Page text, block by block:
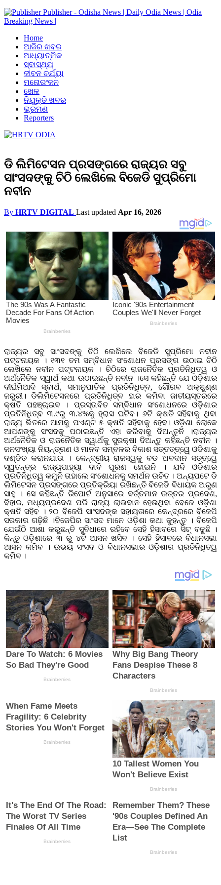
Publisher - Odisha News | Daily Odia News | Odia
Breaking News |
Home
ଆଜିର ଖବର
ଆଧ୍ୟାତ୍ମିକ
ସ୍ବାସ୍ଥ୍ୟ
ଜୀବନ ଚର୍ଯ୍ୟା
ମନୋରଂଜନ
ଖେଳ
ନିଯୁକ୍ତି ଖବର
ଭ୍ରମଣ
Reporters
ଡି ଲିମିଟେସନ ପ୍ରସଙ୍ଗରେ ରାଜ୍ୟର ସବୁ
ସାଂସଦଙ୍କୁ ଚିଠି ଲେଖିଲେ ବିଜେଡି ସୁପ୍ରିମୋ
ନବୀନ
By HRTV DIGITAL Last updated Apr 16, 2026
ରାଜ୍ୟର ସବୁ ସାଂସଦଙ୍କୁ ଚିଠି ଲେଖିଲେ ବିଜେଡି ସୁପ୍ରିମୋ ନବୀନ
ପଟ୍ଟନାୟକ । ୧୩୧ ତମ ସମ୍ବିଧାନ ସଂଶୋଧନ ପ୍ରସଙ୍ଗ ଉଠାଇ ଚିଠି
ଲେଖିଲେ ନବୀନ ପଟ୍ଟନାୟକ । ଚିଠିରେ ରାଜନୈତିକ ପ୍ରତିନିଧିତ୍ୱ ଓ
ଅର୍ଥନୈତିକ ସ୍ୱାର୍ଥ କଥା ଉଠାଇଛନ୍ତି ନବୀନ ।ସେ କହିଛନ୍ତି ଯେ ଓଡ଼ିଶାର
ଦୀର୍ଘମିଆଦି ସ୍ବାର୍ଥ, ସମାନୁପାତିକ ପ୍ରତିନିଧିତ୍ବ, ଗୌରବ ଅକ୍ଷୁଣ୍ଣ
ଜରୁରୀ। ଡିଲିମିଟେସନରେ ପ୍ରତିନିଧିତ୍ବ ହାର କମିବା ଜାତୀୟସ୍ତରରେ
କ୍ଷତି ପହଞ୍ଚାଇବ । ପ୍ରସ୍ତାବିତ ସମ୍ବିଧାନ ସଂଶୋଧନରେ ଓଡ଼ିଶାର
ପ୍ରତିନିଧିତ୍ବ ୩.୯ରୁ ୩.୪%କୁ ହ୍ରାସ ଘଟିବ। ୬ଟି କ୍ଷତି ସହିବାକୁ ଥିବା
ରାଜ୍ୟ ଭିତରେ ଆମକୁ ପଏଣ୍ଟ ୫ କ୍ଷତି ସହିବାକୁ ହେବ। ଓଡ଼ିଶା ଲୋକେ
ଆପଣଙ୍କୁ ସଂସଦକୁ ପଠାଇଛନ୍ତି ଏହା କରିବାକୁ ଦିଅନ୍ତୁନି ।ରାଜ୍ୟର
ଅର୍ଥନୈତିକ ଓ ରାଜନୈତିକ ସ୍ୱାର୍ଥକୁ ସୁରକ୍ଷା ଦିଅନ୍ତୁ କହିଛନ୍ତି ନବୀନ ।
ଜନସଂଖ୍ୟା ନିୟନ୍ତ୍ରଣ ଓ ମାନବ ସମ୍ବଳର ବିକାଶ ସତ୍ତତ୍ତ୍ୱେ ଓଡିଶାକୁ
ଦଣ୍ଡିତ କରାନଯାଉ । କେନ୍ଦ୍ରୀୟ ରାଜସ୍ୱକୁ ବଡ ଅବଦାନ ସତ୍ତ୍ୱେ
ସ୍ୱତନ୍ତ୍ର ରାଜ୍ୟପାହ୍ୟା ଦାବି ପୂରଣ ହୋଇନି । ଯଦି ଓଡିଶାର
ପ୍ରତିନିଧିତ୍ୱ କମୁନି ତାହାଲେ ସଂଶୋଧନକୁ ସମର୍ଥନ ଉଚିତ । ଅନ୍ୟପଟେ ଡି
ଲିମିଟେସନ ପ୍ରସଙ୍ଗରେ ପ୍ରତିକ୍ରିୟା ରଖିଛନ୍ତି ବିଜେଡି ବିଧାୟକ ଅରୁଣ
ସାହୁ । ସେ କହିଛନ୍ତି ରିପୋର୍ଟ ଅନୁସାରେ ବର୍ତ୍ତମାନ ଉତ୍ତର ପ୍ରଦେଶ,
ବିହାର, ମଧ୍ୟପ୍ରଦେଶ ପରି ରାଜ୍ୟ ଲାଭବାନ ହେଉଥିବା ବେଳେ ଓଡ଼ିଶା
କ୍ଷତି ସହିବ । ୨୦ ବିଜେପି ସାଂସଦଙ୍କ ସହାୟତାରେ କେନ୍ଦ୍ରରେ ବିଜେପି
ସରକାର ଗଢ଼ିଛି ।ବିଜେପିର ସାଂସଦ ମାନେ ଓଡ଼ିଶା କଥା କୁହନ୍ତୁ । ବିଜେପି
ଯେଉଁଠି ଆଶା କରୁଛନ୍ତି ସୁବିଧାରେ ରହିବେ ସେହି ହିସାବରେ ସିଟ୍ ବଢୁଛି ।
କିନ୍ତୁ ଓଡ଼ିଶାରେ ୩ ରୁ ୪ଟି ଆସନ ଖସିବ । ସେହି ହିସାବରେ ବିଧାନସଭା
ଆସନ କମିବ । ଉଭୟ ସଂସଦ ଓ ବିଧାନସଭାର ଓଡ଼ିଶାର ପ୍ରତିନିଧିତ୍ୱ
କମିବ ।